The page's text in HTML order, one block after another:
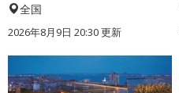
全国
2026年8月9日 20:30更新